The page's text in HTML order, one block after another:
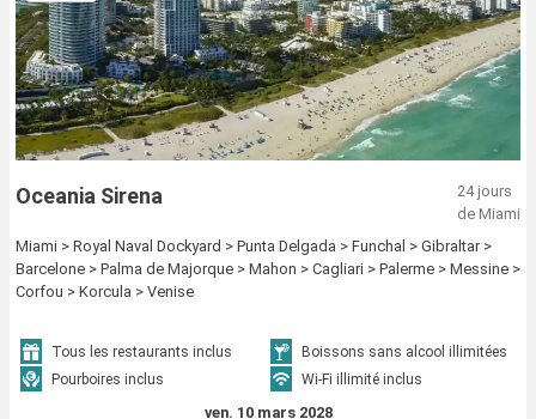
Oceania Sirena
24 jours
de Miami
Miami > Royal Naval Dockyard > Punta Delgada > Funchal > Gibraltar >
Barcelone > Palma de Majorque > Mahon > Cagliari > Palerme > Messine >
Corfou > Korcula > Venise
Tous les restaurants inclus
Boissons sans alcool illimitées
Pourboires inclus
Wi-Fi illimité inclus
ven. 10 mars 2028